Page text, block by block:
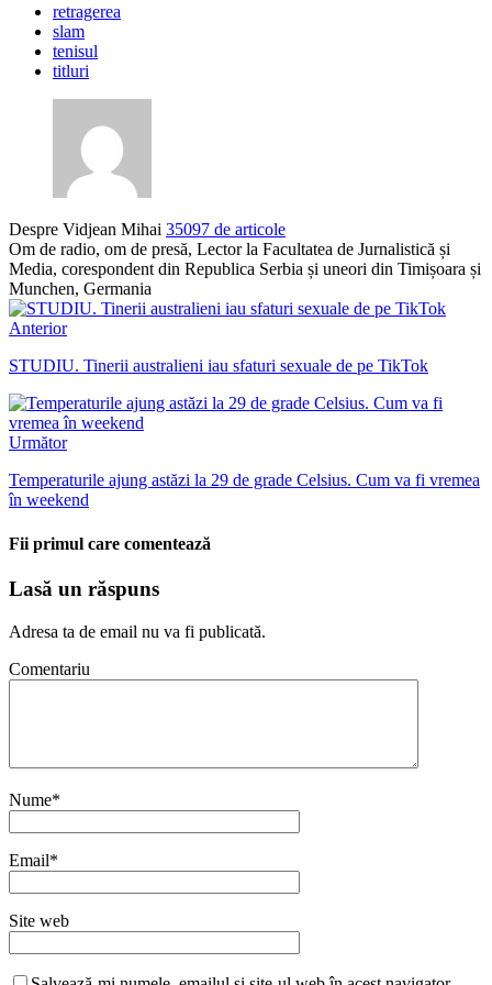
retragerea
slam
tenisul
titluri
Despre Vidjean Mihai 35097 de articole
Om de radio, om de presă, Lector la Facultatea de Jurnalistică și
Media, corespondent din Republica Serbia și uneori din Timișoara și
Munchen, Germania
Anterior
STUDIU. Tinerii australieni iau sfaturi sexuale de pe TikTok
Următor
Temperaturile ajung astăzi la 29 de grade Celsius. Cum va fi vremea
în weekend
Fii primul care comentează
Lasă un răspuns
Adresa ta de email nu va fi publicată.
Comentariu
Nume*
Email*
Site web